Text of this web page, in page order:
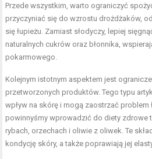
Przede wszystkim, warto ograniczyć
przyczyniać się do wzrostu drożdżaków,
się łupieżu. Zamiast słodyczy, lepiej
naturalnych cukrów oraz błonnika,
pokarmowego.
Kolejnym istotnym aspektem jest
przetworzonych produktów. Tego typu
wpływ na skórę i mogą zaostrzać problem
powinnyśmy wprowadzić do diety zdrowe
rybach, orzechach i oliwie z oliwek. Te
kondycję skóry, a także poprawiają jej